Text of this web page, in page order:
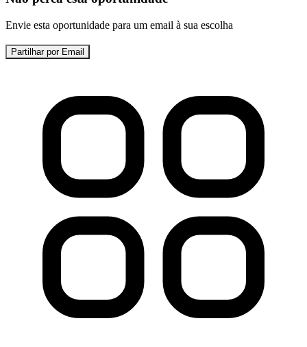
Envie esta oportunidade para um email à sua escolha
Partilhar por Email